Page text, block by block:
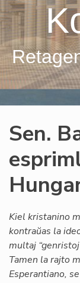
Sen.
Kiel kristanino
kontraŭas la
multaj
Tamen la rajto
Esperantiano,